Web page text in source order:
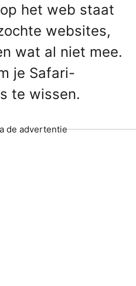
het web staat
websites,
wat al niet mee.
je Safari-
te wissen.
de advertentie